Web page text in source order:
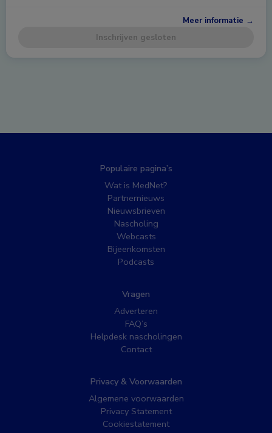
Meer informatie →
Inschrijven gesloten
Populaire pagina’s
Wat is MedNet?
Partnernieuws
Nieuwsbrieven
Nascholing
Webcasts
Bijeenkomsten
Podcasts
Vragen
Adverteren
FAQ’s
Helpdesk nascholingen
Contact
Privacy & Voorwaarden
Algemene voorwaarden
Privacy Statement
Cookiestatement